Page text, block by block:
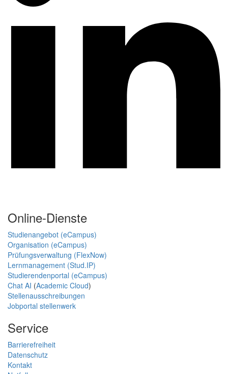
Online-Dienste
Studienangebot (eCampus)
Organisation (eCampus)
Prüfungsverwaltung (FlexNow)
Lernmanagement (Stud.IP)
Studierendenportal (eCampus)
Chat AI (Academic Cloud)
Stellenausschreibungen
Jobportal stellenwerk
Service
Barrierefreiheit
Datenschutz
Kontakt